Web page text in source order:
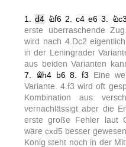
Links